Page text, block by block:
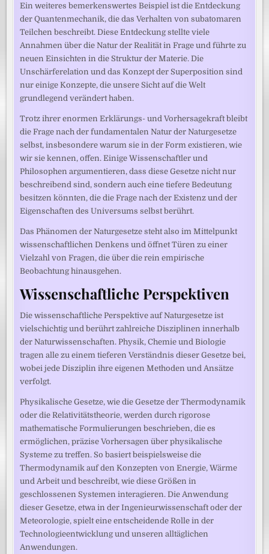
Ein weiteres bemerkenswertes Beispiel ist die Entdeckung
der Quantenmechanik, die das Verhalten von subatomaren
Teilchen beschreibt. Diese Entdeckung stellte viele
Annahmen über die Natur der Realität in Frage und führte zu
neuen Einsichten in die Struktur der Materie. Die
Unschärferelation und das Konzept der Superposition sind
nur einige Konzepte, die unsere Sicht auf die Welt
grundlegend verändert haben.
Trotz ihrer enormen Erklärungs- und Vorhersagekraft bleibt
die Frage nach der fundamentalen Natur der Naturgesetze
selbst, insbesondere warum sie in der Form existieren, wie
wir sie kennen, offen. Einige Wissenschaftler und
Philosophen argumentieren, dass diese Gesetze nicht nur
beschreibend sind, sondern auch eine tiefere Bedeutung
besitzen könnten, die die Frage nach der Existenz und der
Eigenschaften des Universums selbst berührt.
Das Phänomen der Naturgesetze steht also im Mittelpunkt
wissenschaftlichen Denkens und öffnet Türen zu einer
Vielzahl von Fragen, die über die rein empirische
Beobachtung hinausgehen.
Wissenschaftliche Perspektiven
Die wissenschaftliche Perspektive auf Naturgesetze ist
vielschichtig und berührt zahlreiche Disziplinen innerhalb
der Naturwissenschaften. Physik, Chemie und Biologie
tragen alle zu einem tieferen Verständnis dieser Gesetze bei,
wobei jede Disziplin ihre eigenen Methoden und Ansätze
verfolgt.
Physikalische Gesetze, wie die Gesetze der Thermodynamik
oder die Relativitätstheorie, werden durch rigorose
mathematische Formulierungen beschrieben, die es
ermöglichen, präzise Vorhersagen über physikalische
Systeme zu treffen. So basiert beispielsweise die
Thermodynamik auf den Konzepten von Energie, Wärme
und Arbeit und beschreibt, wie diese Größen in
geschlossenen Systemen interagieren. Die Anwendung
dieser Gesetze, etwa in der Ingenieurwissenschaft oder der
Meteorologie, spielt eine entscheidende Rolle in der
Technologieentwicklung und unseren alltäglichen
Anwendungen.